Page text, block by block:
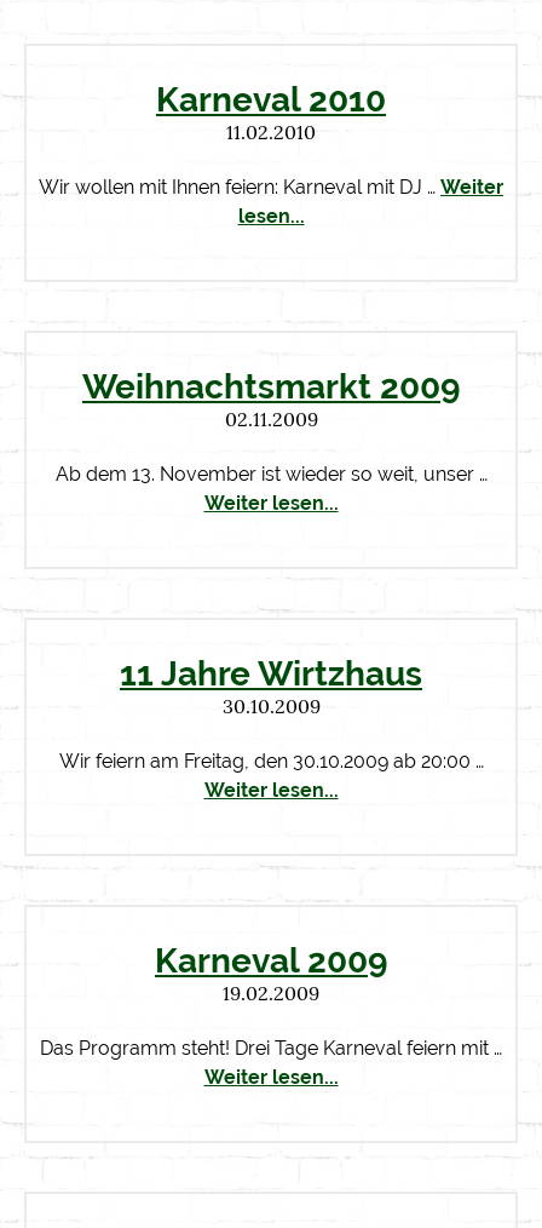
Karneval 2010
11.02.2010
Wir wollen mit Ihnen feiern: Karneval mit DJ … Weiter
lesen...
Weihnachtsmarkt 2009
02.11.2009
Ab dem 13. November ist wieder so weit, unser …
Weiter lesen...
11 Jahre Wirtzhaus
30.10.2009
Wir feiern am Freitag, den 30.10.2009 ab 20:00 …
Weiter lesen...
Karneval 2009
19.02.2009
Das Programm steht! Drei Tage Karneval feiern mit …
Weiter lesen...